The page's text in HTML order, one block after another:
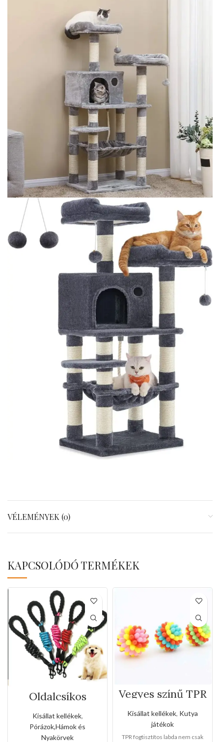
VÉLEMÉNYEK (0)
KAPCSOLÓDÓ TERMÉKEK
Oldalcsíkos
fényvisszaverő
kézi póráz(Nagy
méret)
Kisállat kellékek,
Pórázok,Hámok és
Nyakörvek
Vegyes színű TPR
fogtisztítos labda
Kisállat kellékek, Kutya
játékok
TPR fogtisztítos labda nem csak